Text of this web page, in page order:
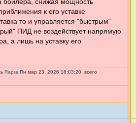
к его уставке
то и управляется "быстрым"
ПИД не воздействует напрямую
а лишь на уставку его
Rapra Пн мар 23, 2026 18:03:20, всего